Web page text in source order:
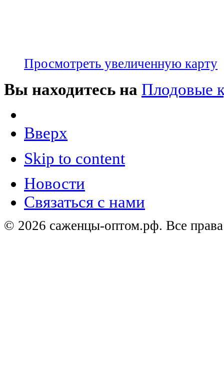
Просмотреть увеличенную карту
Вы находитесь на Плодовые
Вверх
Skip to content
Новости
Связаться с нами
© 2026 саженцы-оптом.рф. Все